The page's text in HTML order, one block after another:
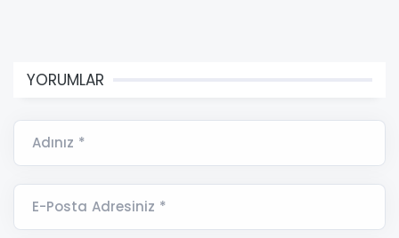
YORUMLAR
Adınız *
E-Posta Adresiniz *